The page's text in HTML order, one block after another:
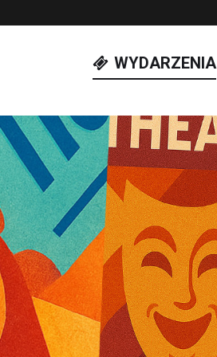
WYDARZENIA